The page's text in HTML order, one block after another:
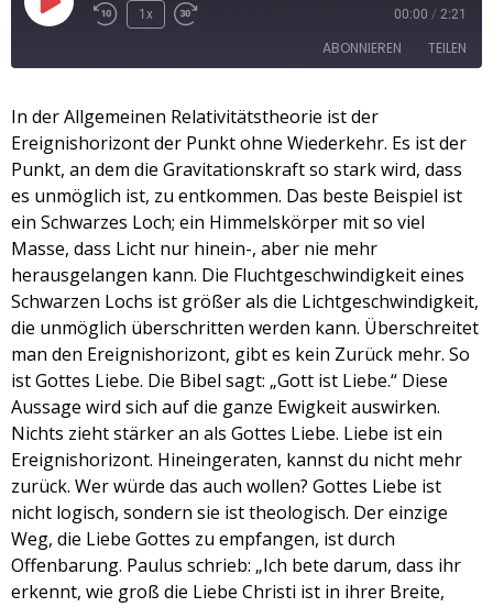
1x 00:00 / 2:21
ABONNIEREN TEILEN
Apple Podcasts Spotify
RSS FEED
TEILEN
LINK
EMBED
In der Allgemeinen Relativitätstheorie ist der
Ereignishorizont der Punkt ohne Wiederkehr. Es ist der
Punkt, an dem die Gravitationskraft so stark wird, dass
es unmöglich ist, zu entkommen. Das beste Beispiel ist
ein Schwarzes Loch; ein Himmelskörper mit so viel
Masse, dass Licht nur hinein-, aber nie mehr
herausgelangen kann. Die Fluchtgeschwindigkeit eines
Schwarzen Lochs ist größer als die Lichtgeschwindigkeit,
die unmöglich überschritten werden kann. Überschreitet
man den Ereignishorizont, gibt es kein Zurück mehr. So
ist Gottes Liebe. Die Bibel sagt: „Gott ist Liebe.“ Diese
Aussage wird sich auf die ganze Ewigkeit auswirken.
Nichts zieht stärker an als Gottes Liebe. Liebe ist ein
Ereignishorizont. Hineingeraten, kannst du nicht mehr
zurück. Wer würde das auch wollen? Gottes Liebe ist
nicht logisch, sondern sie ist theologisch. Der einzige
Weg, die Liebe Gottes zu empfangen, ist durch
Offenbarung. Paulus schrieb: „Ich bete darum, dass ihr
erkennt, wie groß die Liebe Christi ist in ihrer Breite,